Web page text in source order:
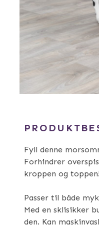
Fyll denne
Forhindrer
kroppen og toppen!
Passer til både
Med en sklisikker
den. Kan